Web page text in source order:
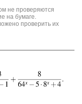
не проверяются
на бумаге.
проверить их